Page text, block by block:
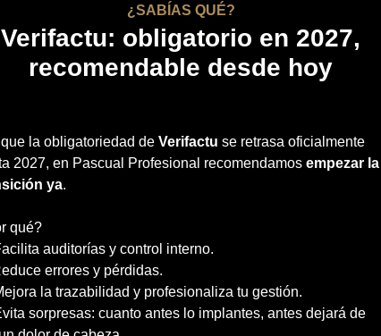
¿SABÍAS QUÉ?
Verifactu: obligatorio en 2027,
recomendable desde hoy
la obligatoriedad de Verifactu se retrasa oficialmente
2027, en Pascual Profesional recomendamos empezar la
ya.
qué?
auditorías y control interno.
errores y pérdidas.
la trazabilidad y profesionaliza tu gestión.
sorpresas: cuanto antes lo implantes, antes dejará de